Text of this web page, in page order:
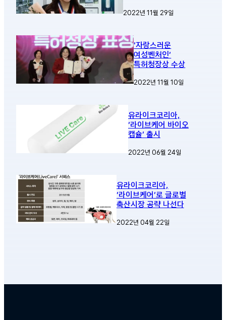
2022년 11월 29일
‘자랑스러운
여성벤처인’
특허청장상 수상
2022년 11월 10일
유라이크코리아,
‘라이브케어 바이오
캡슐’ 출시
2022년 06월 24일
유라이크코리아,
‘라이브케어’로 글로벌
축산시장 공략 나선다
2022년 04월 22일